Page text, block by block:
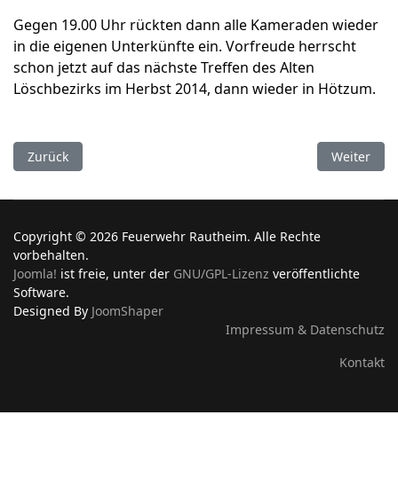
Gegen 19.00 Uhr rückten dann alle Kameraden wieder
in die eigenen Unterkünfte ein. Vorfreude herrscht
schon jetzt auf das nächste Treffen des Alten
Löschbezirks im Herbst 2014, dann wieder in Hötzum.
Vorheriger Beitrag: Alarmübung an der Ebertallee
Zurück Nächster
Weiter
Copyright © 2026 Feuerwehr Rautheim. Alle Rechte
vorbehalten.
Joomla! ist freie, unter der GNU/GPL-Lizenz veröffentlichte
Software.
Designed By JoomShaper
Impressum & Datenschutz
Kontakt